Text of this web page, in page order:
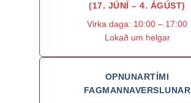
(17. JÚNÍ – 4. ÁGÚST)
Virka daga: 10:00 – 17:00
Lokað um helgar
OPNUNARTÍMI
FAGMANNAVERSLUNAR